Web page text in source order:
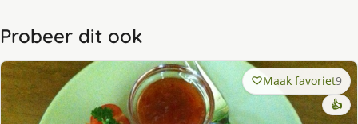
Probeer dit ook
Maak favoriet9
👍